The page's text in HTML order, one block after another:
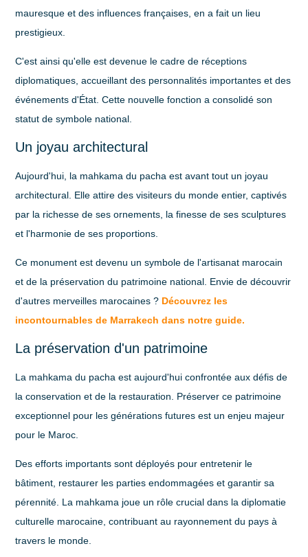
mauresque et des influences françaises , en a fait un lieu
prestigieux.
C'est ainsi qu'elle est devenue le cadre de réceptions
diplomatiques, accueillant des personnalités importantes et des
événements d'État. Cette nouvelle fonction a consolidé son
statut de symbole national.
Un joyau architectural
Aujourd'hui, la mahkama du pacha est avant tout un joyau
architectural . Elle attire des visiteurs du monde entier, captivés
par la richesse de ses ornements, la finesse de ses sculptures
et l'harmonie de ses proportions.
Ce monument est devenu un symbole de l'artisanat marocain
et de la préservation du patrimoine national. Envie de découvrir
d'autres merveilles marocaines ? Découvrez les
incontournables de Marrakech dans notre guide.
La préservation d'un patrimoine
La mahkama du pacha est aujourd'hui confrontée aux défis de
la conservation et de la restauration. Préserver ce patrimoine
exceptionnel pour les générations futures est un enjeu majeur
pour le Maroc.
Des efforts importants sont déployés pour entretenir le
bâtiment, restaurer les parties endommagées et garantir sa
pérennité. La mahkama joue un rôle crucial dans ladiplomatie
culturelle marocaine , contribuant au rayonnement du pays à
travers le monde.